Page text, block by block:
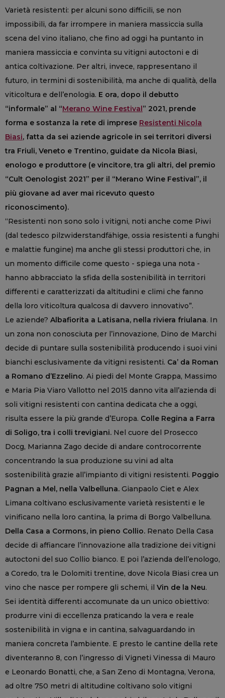
Varietà resistenti: per alcuni sono difficili, se non
impossibili, da far irrompere in maniera massiccia sulla
scena del vino italiano, che fino ad oggi ha puntanto in
maniera massiccia e convinta su vitigni autoctoni e di
antica coltivazione. Per altri, invece, rappresentano il
futuro, in termini di sostenibilità, ma anche di qualità, della
viticoltura e dell’enologia. E ora, dopo il debutto
“informale” al “Merano Wine Festival” 2021, prende
forma e sostanza la rete di imprese Resistenti Nicola
Biasi, fatta da sei aziende agricole in sei territori diversi
tra Friuli, Veneto e Trentino, guidate da Nicola Biasi,
enologo e produttore (e vincitore, tra gli altri, del premio
“Cult Oenologist 2021” per il “Merano Wine Festival”, il
più giovane ad aver mai ricevuto questo
riconoscimento).
“Resistenti non sono solo i vitigni, noti anche come Piwi
(dal tedesco pilzwiderstandfähige, ossia resistenti a funghi
e malattie fungine) ma anche gli stessi produttori che, in
un momento difficile come questo - spiega una nota -
hanno abbracciato la sfida della sostenibilità in territori
differenti e caratterizzati da altitudini e climi che fanno
della loro viticoltura qualcosa di davvero innovativo”.
Le aziende? Albafiorita a Latisana, nella riviera friulana. In
un zona non conosciuta per l’innovazione, Dino de Marchi
decide di puntare sulla sostenibilità producendo i suoi vini
bianchi esclusivamente da vitigni resistenti. Ca’ da Roman
a Romano d’Ezzelino. Ai piedi del Monte Grappa, Massimo
e Maria Pia Viaro Vallotto nel 2015 danno vita all’azienda di
soli vitigni resistenti con cantina dedicata che a oggi,
risulta essere la più grande d’Europa. Colle Regina a Farra
di Soligo, tra i colli trevigiani. Nel cuore del Prosecco
Docg, Marianna Zago decide di andare controcorrente
concentrando la sua produzione su vini ad alta
sostenibilità grazie all’impianto di vitigni resistenti. Poggio
Pagnan a Mel, nella Valbelluna. Gianpaolo Ciet e Alex
Limana coltivano esclusivamente varietà resistenti e le
vinificano nella loro cantina, la prima di Borgo Valbelluna.
Della Casa a Cormons, in pieno Collio. Renato Della Casa
decide di affiancare l’innovazione alla tradizione dei vitigni
autoctoni del suo Collio bianco. E poi l’azienda dell’enologo,
a Coredo, tra le Dolomiti trentine, dove Nicola Biasi crea un
vino che nasce per rompere gli schemi, il Vin de la Neu.
Sei identità differenti accomunate da un unico obiettivo:
produrre vini di eccellenza praticando la vera e reale
sostenibilità in vigna e in cantina, salvaguardando in
maniera concreta l’ambiente. E presto le cantine della rete
diventeranno 8, con l’ingresso di Vigneti Vinessa di Mauro
e Leonardo Bonatti, che, a San Zeno di Montagna, Verona,
ad oltre 750 metri di altitudine coltivano solo vitigni